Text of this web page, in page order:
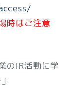
時はご注意
のIR活動に学